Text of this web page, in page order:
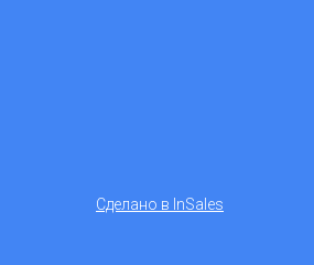
Сделано в InSales